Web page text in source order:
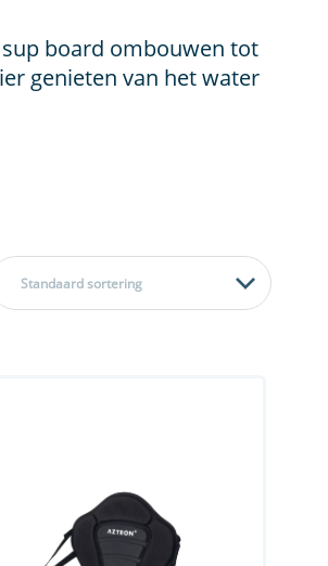
board ombouwen tot
genieten van het water
Standaard sortering